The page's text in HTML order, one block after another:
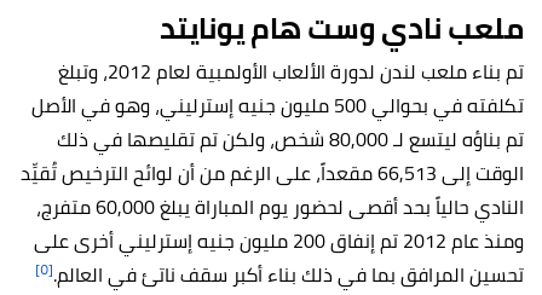
ملعب ناديوست هام يونايتد
تم بناء ملعب لندن لدورة الألعاب الأولمبية لعام 2012، وتبلغ
تكلفته في بحوالي 500 مليون جنيه إسترليني، وهو في الأصل
تم بناؤه ليتسع لـ 80,000 شخص، ولكن تم تقليصها في ذلك
الوقت إلى 66,513 مقعداً، على الرغم من أن لوائح الترخيص تُقيِّد
النادي حالياً بحد أقصى لحضور يوم المباراة يبلغ 60,000 متفرج،
ومنذ عام 2012 تم إنفاق 200 مليون جنيه إسترليني أخرى على
تحسين المرافق بما في ذلك بناء أكبر سقف ناتئ في العالم.[٥]